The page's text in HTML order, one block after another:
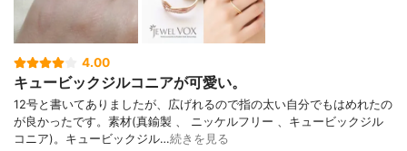
4.00
キュービックジルコニアが可愛い。
12号と書いてありましたが、広げれるので指の太い自分でもはめれたの
が良かったです。素材(真鍮製 、 ニッケルフリー 、キュービックジル
コニア)。キュービックジル…続きを見る